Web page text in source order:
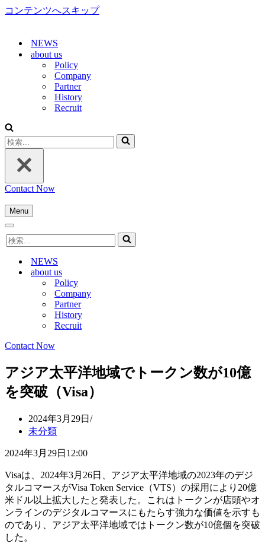
コンテンツへスキップ
NEWS
about us
Policy
Company
Partner
History
Recruit
検
索...
Contact Now
Menu
ナ
ゲ
シ
ョ
ナ
ビ
検
索...
NEWS
about us
Policy
Company
Partner
History
Recruit
Contact Now
アジア太平洋地域でトークン数が10億
を突破（Visa）
2024年3月29日
未分類
2024年3月29日12:00
Visaは、2024年3月26日、アジア太平洋地域の2023年のデジ
タルコマースがVisa Token Service（VTS）の採用により20億
米ドル以上拡大したと発表した。これはトークンが店頭やオ
ンラインのデジタルコマースにもたらす強力な価値を示すも
のであり、アジア太平洋地域ではトークン数が10億個を突破
した。